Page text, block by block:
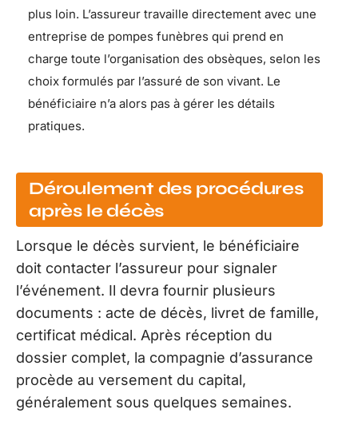
plus loin. L’assureur travaille directement avec une
entreprise de pompes funèbres qui prend en
charge toute l’organisation des obsèques, selon les
choix formulés par l’assuré de son vivant. Le
bénéficiaire n’a alors pas à gérer les détails
pratiques.
Déroulement des procédures
après le décès
Lorsque le décès survient, le bénéficiaire
doit contacter l’assureur pour signaler
l’événement. Il devra fournir plusieurs
documents : acte de décès, livret de famille,
certificat médical. Après réception du
dossier complet, la compagnie d’assurance
procède au versement du capital,
généralement sous quelques semaines.